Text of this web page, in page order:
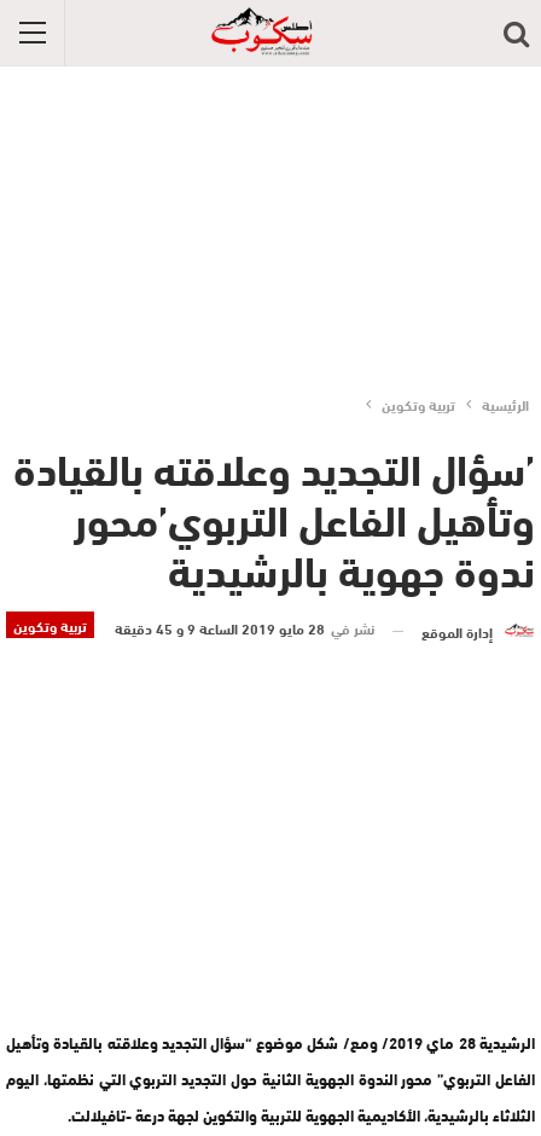
الرئيسية تربية وتكوين
’سؤال التجديد وعلاقته بالقيادة
وتأهيل الفاعل التربوي’محور
ندوة جهوية بالرشيدية
تربية وتكوين إدارة الموقع نشر في 28 مايو 2019 الساعة 9 و 45 دقيقة
الرشيدية 28 ماي 2019/ ومع/ شكل موضوع “سؤال التجديد وعلاقته بالقيادة وتأهيل
الفاعل التربوي” محور الندوة الجهوية الثانية حول التجديد التربوي التي نظمتها، اليوم
الثلاثاء بالرشيدية، الأكاديمية الجهوية للتربية والتكوين لجهة درعة -تافيلالت.